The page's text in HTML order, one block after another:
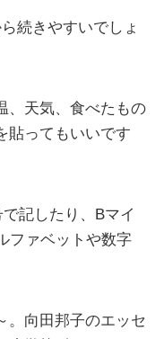
続きやすいでしょ
、天気、食べたもの
貼ってもいいです
記したり、Bマイ
ファベットや数字
。向田邦子のエッセ